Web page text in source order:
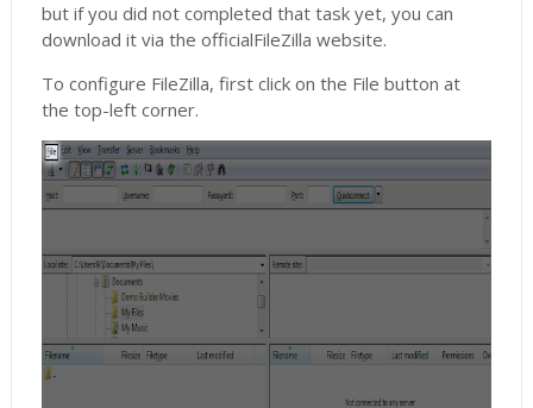
but if you did not completed that task yet, you can
download it via the officialFileZilla website.
To configure FileZilla, first click on the File button at
the top-left corner.